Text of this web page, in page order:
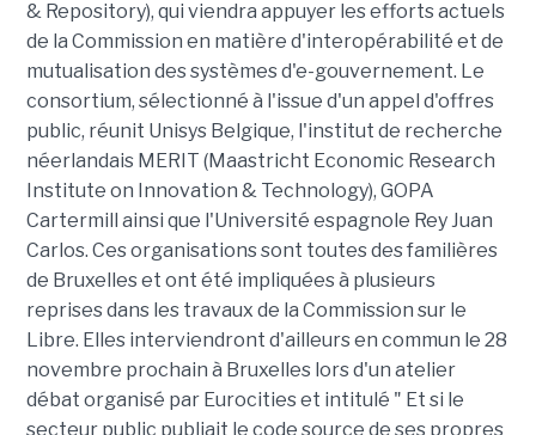
& Repository), qui viendra appuyer les efforts actuels
de la Commission en matière d'interopérabilité et de
mutualisation des systèmes d'e-gouvernement. Le
consortium, sélectionné à l'issue d'un appel d'offres
public, réunit Unisys Belgique, l'institut de recherche
néerlandais MERIT (Maastricht Economic Research
Institute on Innovation & Technology), GOPA
Cartermill ainsi que l'Université espagnole Rey Juan
Carlos. Ces organisations sont toutes des familières
de Bruxelles et ont été impliquées à plusieurs
reprises dans les travaux de la Commission sur le
Libre. Elles interviendront d'ailleurs en commun le 28
novembre prochain à Bruxelles lors d'un atelier
débat organisé par Eurocities et intitulé " Et si le
secteur public publiait le code source de ses propres